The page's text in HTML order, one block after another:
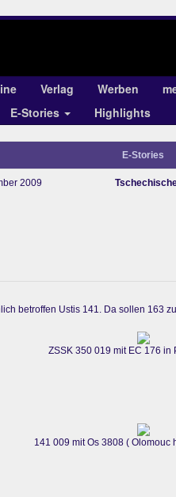
Verlag Werben
E-Stories Highlights
E-Stories
2009
betroffen Ustis 141. Da sollen 163
ZSSK 350 019 mit EC 176 in
141 009 mit Os 3808 ( Olomouc